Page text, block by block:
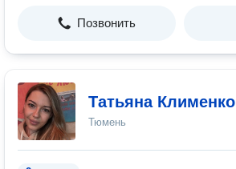
Позвонить
Татьяна Клименко
Тюмень